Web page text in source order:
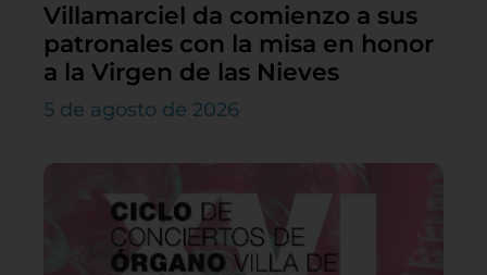
Villamarciel da comienzo a sus
patronales con la misa en honor
a la Virgen de las Nieves
5 de agosto de 2026